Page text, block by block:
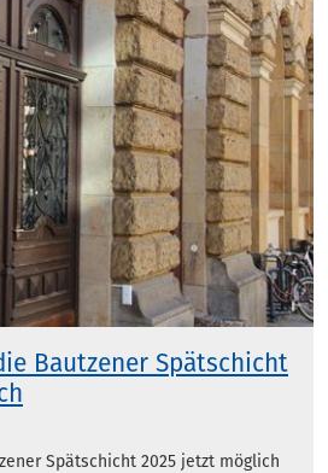
Bautzener Spätschicht
Spätschicht 2025 jetzt möglich